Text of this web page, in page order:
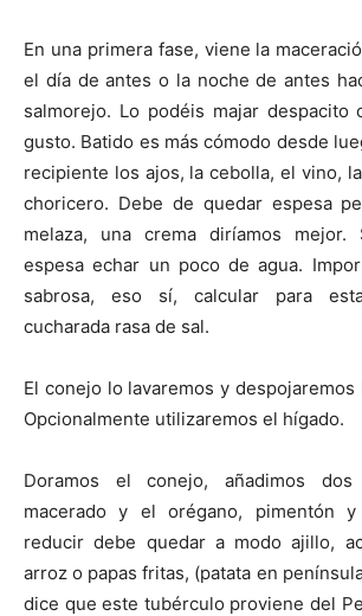
En una primera fase, viene la
el día de antes o la noche de antes
salmorejo. Lo podéis majar despacito
gusto. Batido es más cómodo desde
recipiente los ajos, la cebolla, el vino,
choricero. Debe de quedar espesa
melaza, una crema diríamos mejor.
espesa echar un poco de agua.
sabrosa, eso sí, calcular para
cucharada rasa de sal.
El conejo lo lavaremos y despojaremos
Opcionalmente utilizaremos el hígado.
Doramos el conejo, añadimos dos
macerado y el orégano, pimentón y
reducir debe quedar a modo ajillo,
arroz o papas fritas, (patata en
dice que este tubérculo proviene del